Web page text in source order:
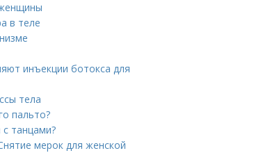
в теле
инъекции ботокса для
тела
пальто?
танцами?
мерок для женской